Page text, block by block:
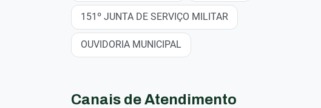
151º JUNTA DE SERVIÇO MILITAR
OUVIDORIA MUNICIPAL
Canais de Atendimento